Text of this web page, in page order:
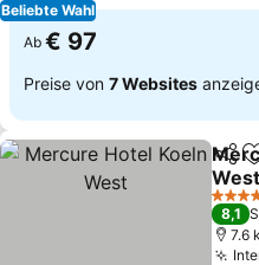
Beliebte Wahl
Ab € 97
Preise von 7 Websites
Teilen
West
4
8,1
7.6